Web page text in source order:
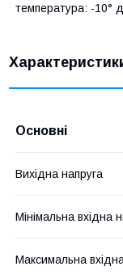
температура: -10°
Основні
Вихідна напруга
Мінімальна вхідна
Максимальна